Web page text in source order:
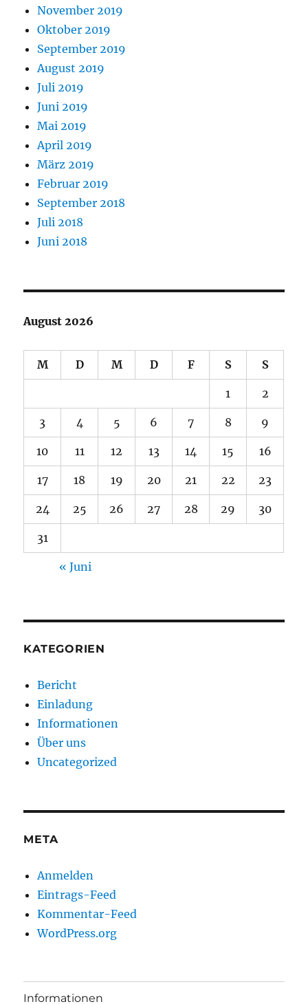
November 2019
Oktober 2019
September 2019
August 2019
Juli 2019
Juni 2019
Mai 2019
April 2019
März 2019
Februar 2019
September 2018
Juli 2018
Juni 2018
August 2026
M D M D F S S
1 2
3 4 5 6 7 8 9
10 11 12 13 14 15 16
17 18 19 20 21 22 23
24 25 26 27 28 29 30
31
« Juni
KATEGORIEN
Bericht
Einladung
Informationen
Über uns
Uncategorized
META
Anmelden
Eintrags-Feed
Kommentar-Feed
WordPress.org
Informationen